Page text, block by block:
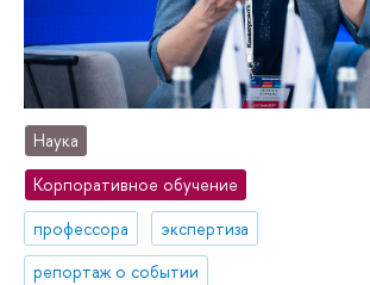
Наука
Корпоративное обучение
профессора
экспертиза
репортаж о событии